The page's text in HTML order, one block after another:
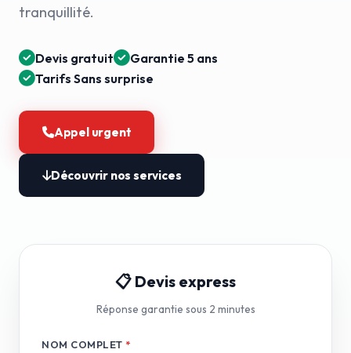
tranquillité.
Devis gratuit
Garantie 5 ans
Tarifs Sans surprise
Appel urgent
Découvrir nos services
📋 Devis express
Réponse garantie sous 2 minutes
NOM COMPLET *